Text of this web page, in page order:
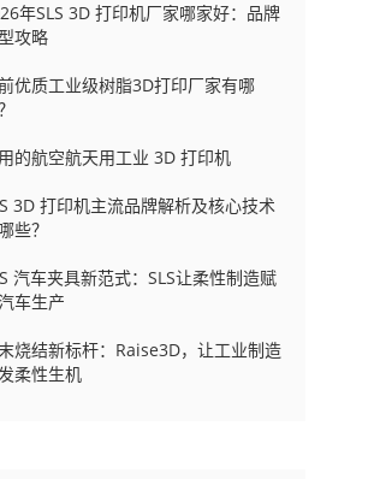
年SLS 3D 打印机厂家哪家好：品牌
攻略
优质工业级树脂3D打印厂家有哪
的航空航天用工业 3D 打印机
3D 打印机主流品牌解析及核心技术
些？
汽车夹具新范式：SLS让柔性制造赋
车生产
烧结新标杆：Raise3D，让工业制造
柔性生机